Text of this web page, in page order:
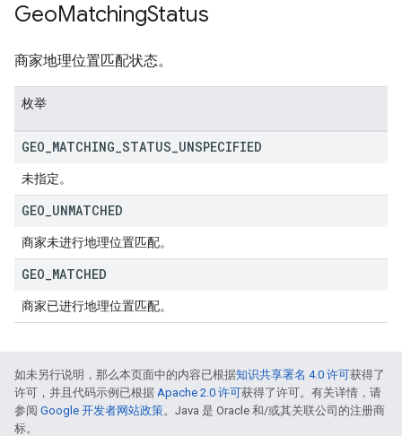
GeoMatchingStatus
商家地理位置匹配状态。
枚举
GEO MATCHING STATUS UNSPECIFIED
未指定。
GEO UNMATCHED
商家未进行地理位置匹配。
GEO MATCHED
商家已进行地理位置匹配。
如未另行说明，那么本页面中的内容已根据知识共享署名 4.0 许可获得了
许可，并且代码示例已根据 Apache 2.0 许可获得了许可。有关详情，请
参阅 Google 开发者网站政策。Java 是 Oracle 和/或其关联公司的注册商
标。